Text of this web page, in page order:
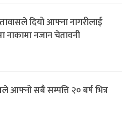
दियो आफ्ना नागरीलाई
नाकामा नजान चेतावनी
आफ्नो सबै सम्पत्ति २० बर्ष भित्र